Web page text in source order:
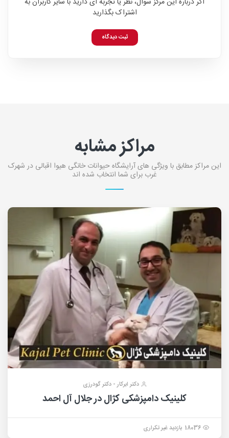
اشتراک بگذارید
ثبت دیدگاه
مراکز مشابه
این مراکز مطابق با ویژگی های آرایشگاه حیوانات خانگی هیوا اقبالی در شهرک
غرب برای شما انتخاب شده اند
دکتر ابرکار - دکتر گودرزی
کلینیک دامپزشکی کژال در جلال آل احمد
18036 بازدید غیر تکراری